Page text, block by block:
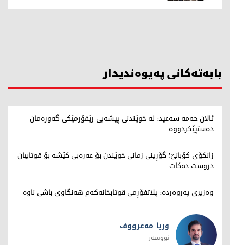
بابەتەکانی پەیوەندیدار
ئالان حەمە سەعید: لە خوێندنی پیشەیی رێفۆرمێکی گەورەمان
دەستپێکردووە
زانکۆی کۆبانێ؛ گۆڕینی زمانی خوێندن بۆ عەرەبی کێشە بۆ قوتابیان
دروست دەکات
وەزیری پەروەردە: پلاتفۆڕمی قوتابخانەکەم هەنگاوی باشی ناوە
وریا مەعرووف
نووسەر